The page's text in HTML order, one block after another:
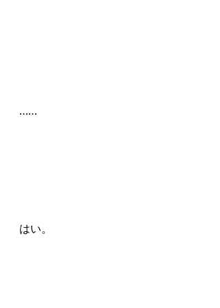
……
はい。